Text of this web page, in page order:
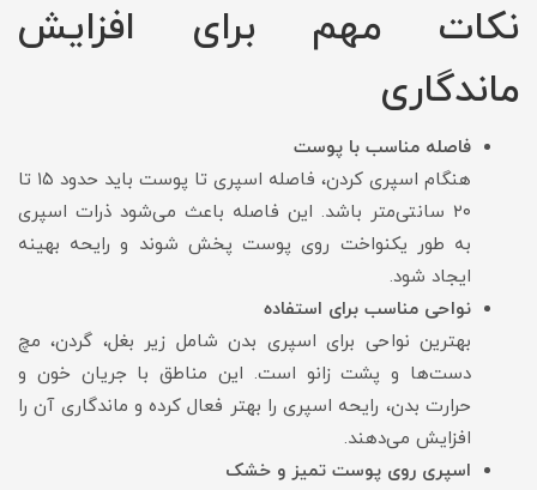
نکات مهم برای افزایش
ماندگاری
فاصله مناسب با پوست
هنگام اسپری کردن، فاصله اسپری تا پوست باید حدود ۱۵ تا
۲۰ سانتی‌متر باشد. این فاصله باعث می‌شود ذرات اسپری
به طور یکنواخت روی پوست پخش شوند و رایحه بهینه
ایجاد شود.
نواحی مناسب برای استفاده
بهترین نواحی برای اسپری بدن شامل زیر بغل، گردن، مچ
دست‌ها و پشت زانو است. این مناطق با جریان خون و
حرارت بدن، رایحه اسپری را بهتر فعال کرده و ماندگاری آن را
افزایش می‌دهند.
اسپری روی پوست تمیز و خشک